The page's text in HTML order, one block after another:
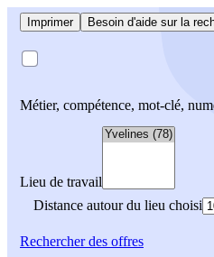
Imprimer Besoin d'aide sur la
Métier, compétence, mot-clé,
Lieu de travail
Distance autour du lieu choisi
Rechercherdes offres